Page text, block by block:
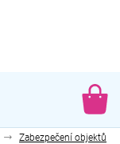
Zabezpečení objektů